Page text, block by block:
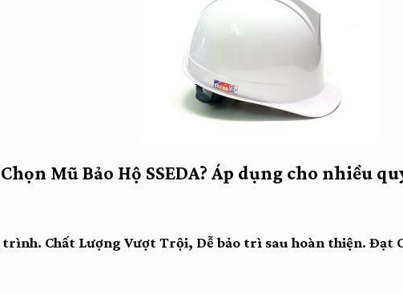
Mũ Bảo Hộ SSEDA? Áp dụng cho nhiều
trình. Chất Lượng Vượt Trội, Dễ bảo trì sau hoàn thiện. Đạt